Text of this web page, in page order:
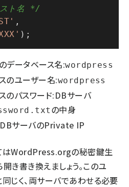
ト名 */
);
データベース名:wordpress
のユーザー名:wordpress
のパスワード:DBサーバ
の中身
サーバのPrivate IP
はWordPress.orgの秘密鍵生
き書き換えましょう。このユ
じく、両サーバであわせる必要